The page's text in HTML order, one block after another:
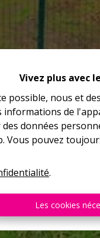
Vivez plus avec
possible, nous et
de
données
Vous pouvez
.
Les cookies